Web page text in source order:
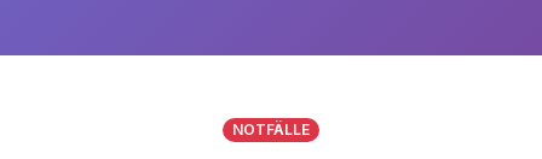
NOTFÄLLE